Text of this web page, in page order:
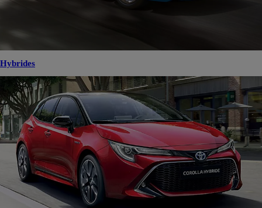
Hybrides